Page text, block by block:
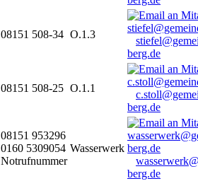
08151 508-34 O.1.3
berg.de
08151 508-25 O.1.1
berg.de
08151 953296
0160 5309054
Notrufnummer
Wasserwerk
berg.de